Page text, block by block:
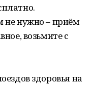
не нужно – приём
возьмите с
здоровья на